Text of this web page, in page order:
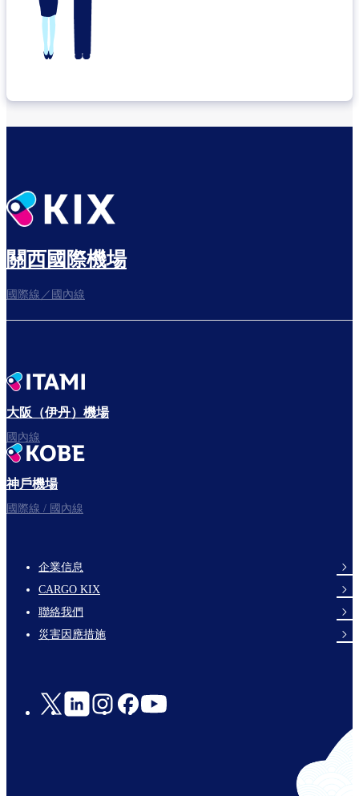
關西國際機場
國際線／國內線
大阪（伊丹）機場
國內線
神戶機場
國際線 / 國內線
footer-
links-
en-
企業信息
CARGO KIX
聯絡我們
災害因應措施
Social